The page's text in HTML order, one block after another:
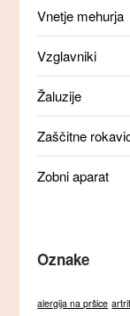
Vnetje mehurja
Vzglavniki
Žaluzije
Zaščitne
Zobni aparat
Oznake
alergija na pršice